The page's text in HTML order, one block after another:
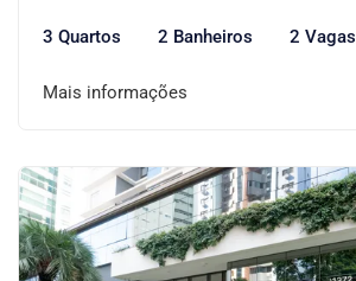
3 Quartos 2 Banheiros 2 Vagas
Mais informações